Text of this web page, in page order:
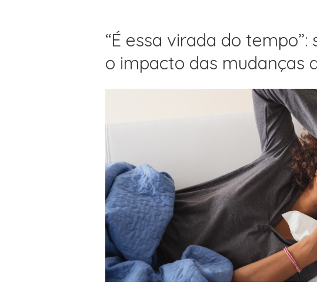
“É essa virada do
o impacto das mudanças